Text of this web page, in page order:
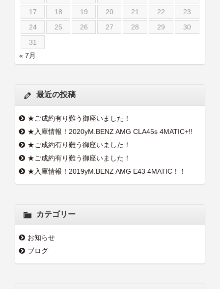
17
18 19 20 21 22
23
24
25 26 27 28 29
30
31
« 7月
最近の投稿
★ご成約有り難う御座いました！
★入庫情報！2020yM.BENZ AMG CLA45s 4MATIC+!!
★ご成約有り難う御座いました！
★ご成約有り難う御座いました！
★入庫情報！2019yM.BENZ AMG E43 4MATIC！！
カテゴリー
お知らせ
ブログ